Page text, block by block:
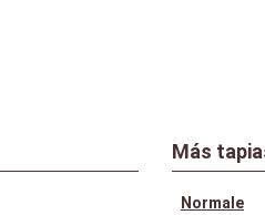
Más
Normale